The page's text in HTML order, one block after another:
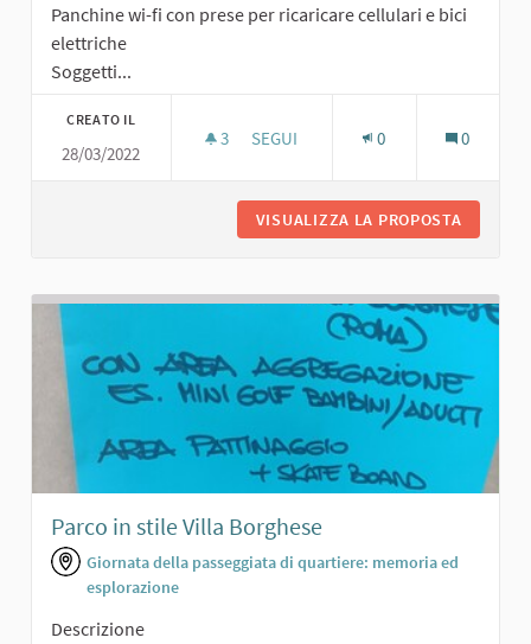
Panchine wi-fi con prese per ricaricare cellulari e bici
elettriche
Soggetti...
CREATO IL
28/03/2022
3 3 SOSTENITORI
SEGUI 0 0
VISUALIZZA LA PROPOSTA
Parco in stile Villa Borghese
Giornata della passeggiata di quartiere: memoria ed
esplorazione
Descrizione